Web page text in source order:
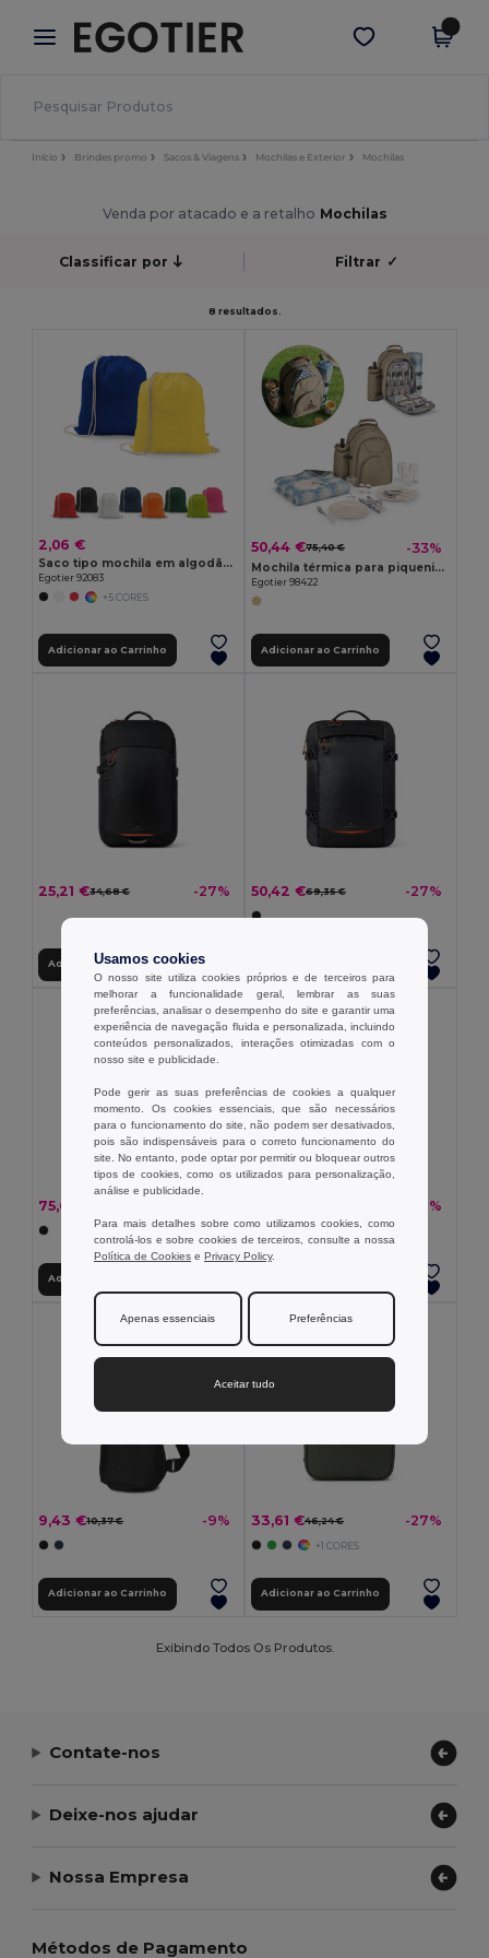
× App Egotier
Melhores preços na app!
Obter app
Início Brindes promo Sacos & Viagens Mochilas e Exterior Mochilas
Venda por atacado e a retalho Mochilas
Classificar por Filtrar ✓
8 resultados.
2,06 €
Saco tipo mochila em algodão reciclado (70%) e poliéster (30% rPET) (150 g/m²)
Egotier 92083
+5 CORES
Adicionar ao Carrinho
50,44 €75,40 € -33%
Mochila térmica para piquenique em poliéster reciclado 600D de alta densidade
Egotier 98422
Adicionar ao Carrinho
25,21 €34,68 € -27%
Adicionar ao Carrinho
50,42 €69,35 € -27%
75,69 €
Adicionar ao Carrinho
-27%
9,43 €10,37 € -9%
Adicionar ao Carrinho
33,61 €46,24 € -27%
+1 CORES
Adicionar ao Carrinho
Exibindo Todos Os Produtos.
Contate-nos
Deixe-nos ajudar
Nossa Empresa
Métodos de Pagamento
Usamos cookies
O nosso site utiliza cookies próprios e de terceiros para
melhorar a funcionalidade geral, lembrar as suas
preferências, analisar o desempenho do site e garantir uma
experiência de navegação fluida e personalizada, incluindo
conteúdos personalizados, interações otimizadas com o
nosso site e publicidade.
Pode gerir as suas preferências de cookies a qualquer
momento. Os cookies essenciais, que são necessários
para o funcionamento do site, não podem ser desativados,
pois são indispensáveis para o correto funcionamento do
site. No entanto, pode optar por permitir ou bloquear outros
tipos de cookies, como os utilizados para personalização,
análise e publicidade.
Para mais detalhes sobre como utilizamos cookies, como
controlá-los e sobre cookies de terceiros, consulte a nossa
Política de Cookies e Privacy Policy.
Apenas essenciais Preferências
Aceitar tudo